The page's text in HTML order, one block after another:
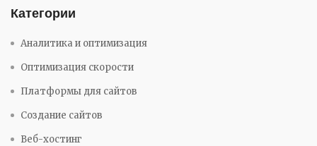
Категории
Аналитика и оптимизация
Оптимизация скорости
Платформы для сайтов
Создание сайтов
Веб-хостинг